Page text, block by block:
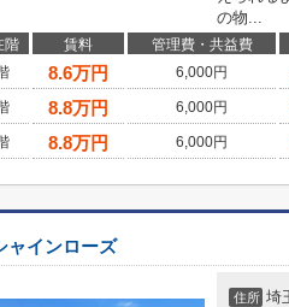
の物...
階 賃料 管理費・共益費
8.6万円 6,000円
8.8万円 6,000円
8.8万円 6,000円
ャインローズ
住所 埼